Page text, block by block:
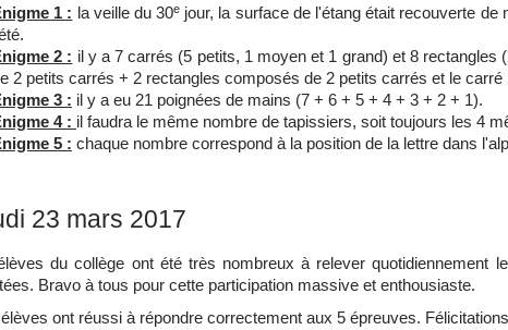
1 : la veille du 30e jour, la surface de l'étang était recouverte
2 : il y a 7 carrés (5 petits, 1 moyen et 1 grand) et 8
2 petits carrés + 2 rectangles composés de 2 petits carrés et le
3 : il y a eu 21 poignées de mains (7 + 6 + 5 + 4 + 3 + 2 + 1).
4 : il faudra le même nombre de tapissiers, soit toujours les 4
5 : chaque nombre correspond à la position de la lettre dans
23 mars 2017
du collège ont été très nombreux à relever quotidiennement
Bravo à tous pour cette participation massive et enthousiaste.
ont réussi à répondre correctement aux 5 épreuves.